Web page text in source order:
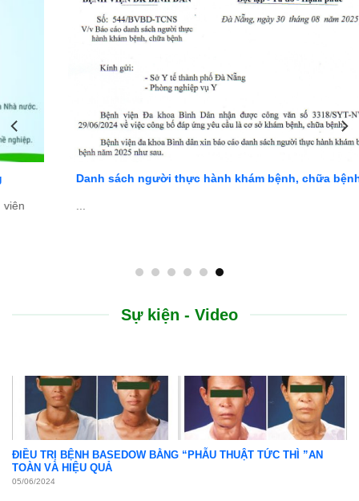
Danh sách người thực hành khám bệnh, chữa bệnh
...
Sự kiện - Video
ĐIỀU TRỊ BỆNH BASEDOW BẰNG “PHẪU THUẬT TỨC THÌ ”AN
TOÀN VÀ HIỆU QUẢ
05/06/2024